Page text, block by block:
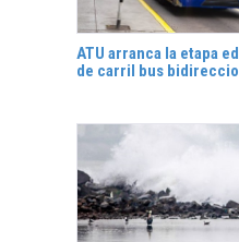
ATU arranca la etapa
de carril bus